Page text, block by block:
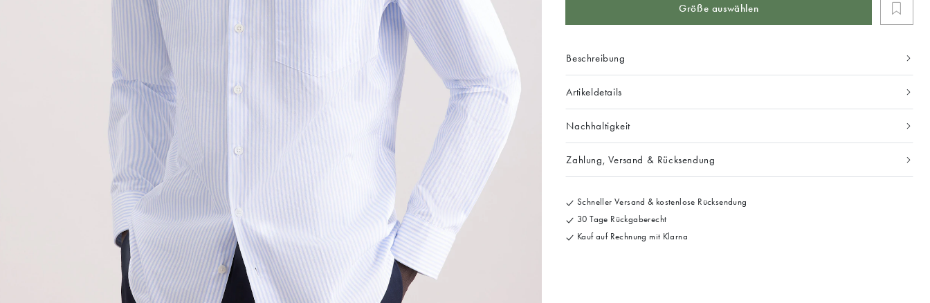
Größe auswählen
Beschreibung
Artikeldetails
Nachhaltigkeit
Zahlung, Versand & Rücksendung
Schneller Versand & kostenlose Rücksendung
30 Tage Rückgaberecht
Kauf auf Rechnung mit Klarna